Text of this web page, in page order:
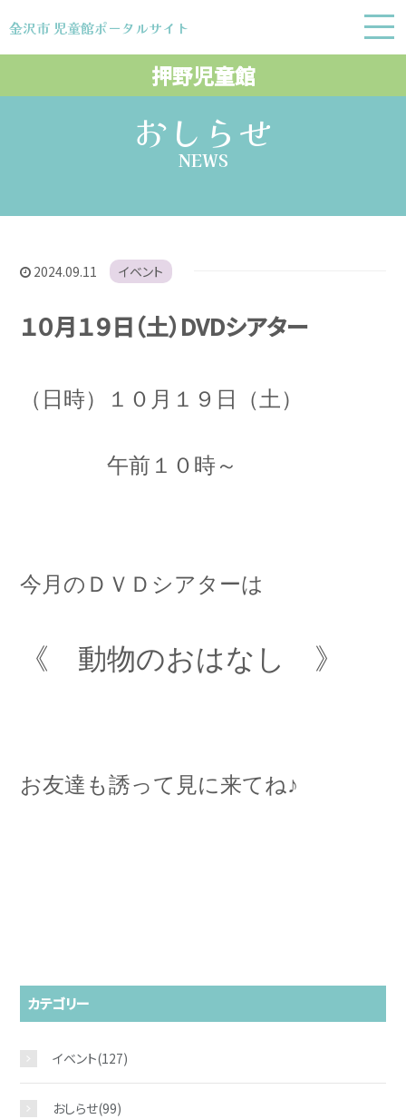
金沢市 児童館ポータルサイト
金沢市 児童館ポータルサイト
おしらせ
NEWS
2024.09.11 イベント
１０月１９日（土）DVDシアター
（日時）１０月１９日（土）
午前１０時～
今月のＤＶＤシアターは
《 動物のおはなし 》
お友達も誘って見に来てね♪
カテゴリー
イベント(127)
おしらせ(99)
押野児童館